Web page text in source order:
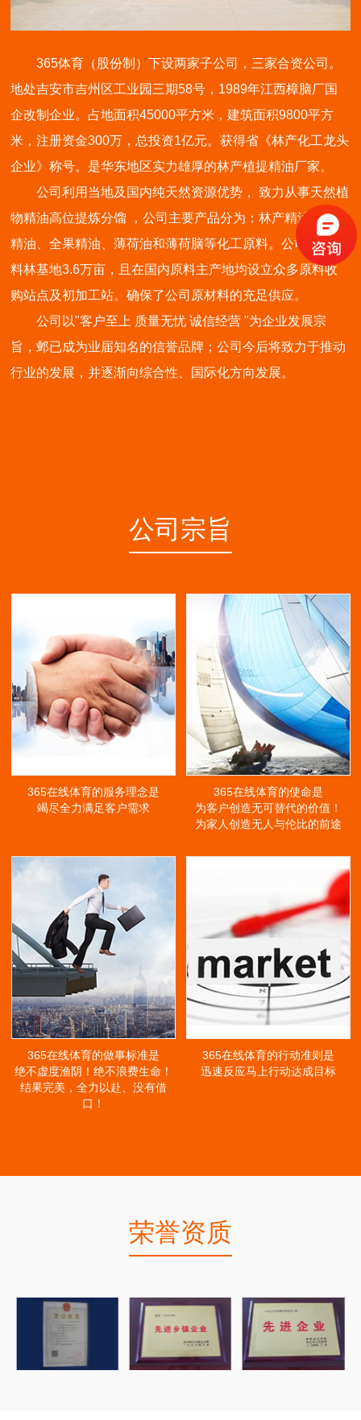
365体育（股份制）下设两家子公司，三家合资公司。
地处吉安市吉州区工业园三期58号，1989年江西樟脑厂国
企改制企业。占地面积45000平方米，建筑面积9800平方
米，注册资金300万，总投资1亿元。获得省《林产化工龙头
企业》称号。是华东地区实力雄厚的林产植提精油厂家。
公司利用当地及国内纯天然资源优势， 致力从事天然植
物精油高位提炼分馏 ，公司主要产品分为：林产精油、全草
精油、全果精油、薄荷油和薄荷脑等化工原料。公司自有原
料林基地3.6万亩，且在国内原料主产地均设立众多原料收
购站点及初加工站。确保了公司原材料的充足供应。
公司以"客户至上 质量无忧 诚信经营 "为企业发展宗
旨，邺已成为业届知名的信誉品牌；公司今后将致力于推动
行业的发展，并逐渐向综合性、国际化方向发展。
公司宗旨
365在线体育的服务理念是
竭尽全力满足客户需求
365在线体育的使命是
为客户创造无可替代的价值！
为家人创造无人与伦比的前途
365在线体育的做事标准是
绝不虚度渔阴！绝不浪费生命！
结果完美，全力以赴、没有借
口！
365在线体育的行动准则是
迅速反应马上行动达成目标
荣誉资质